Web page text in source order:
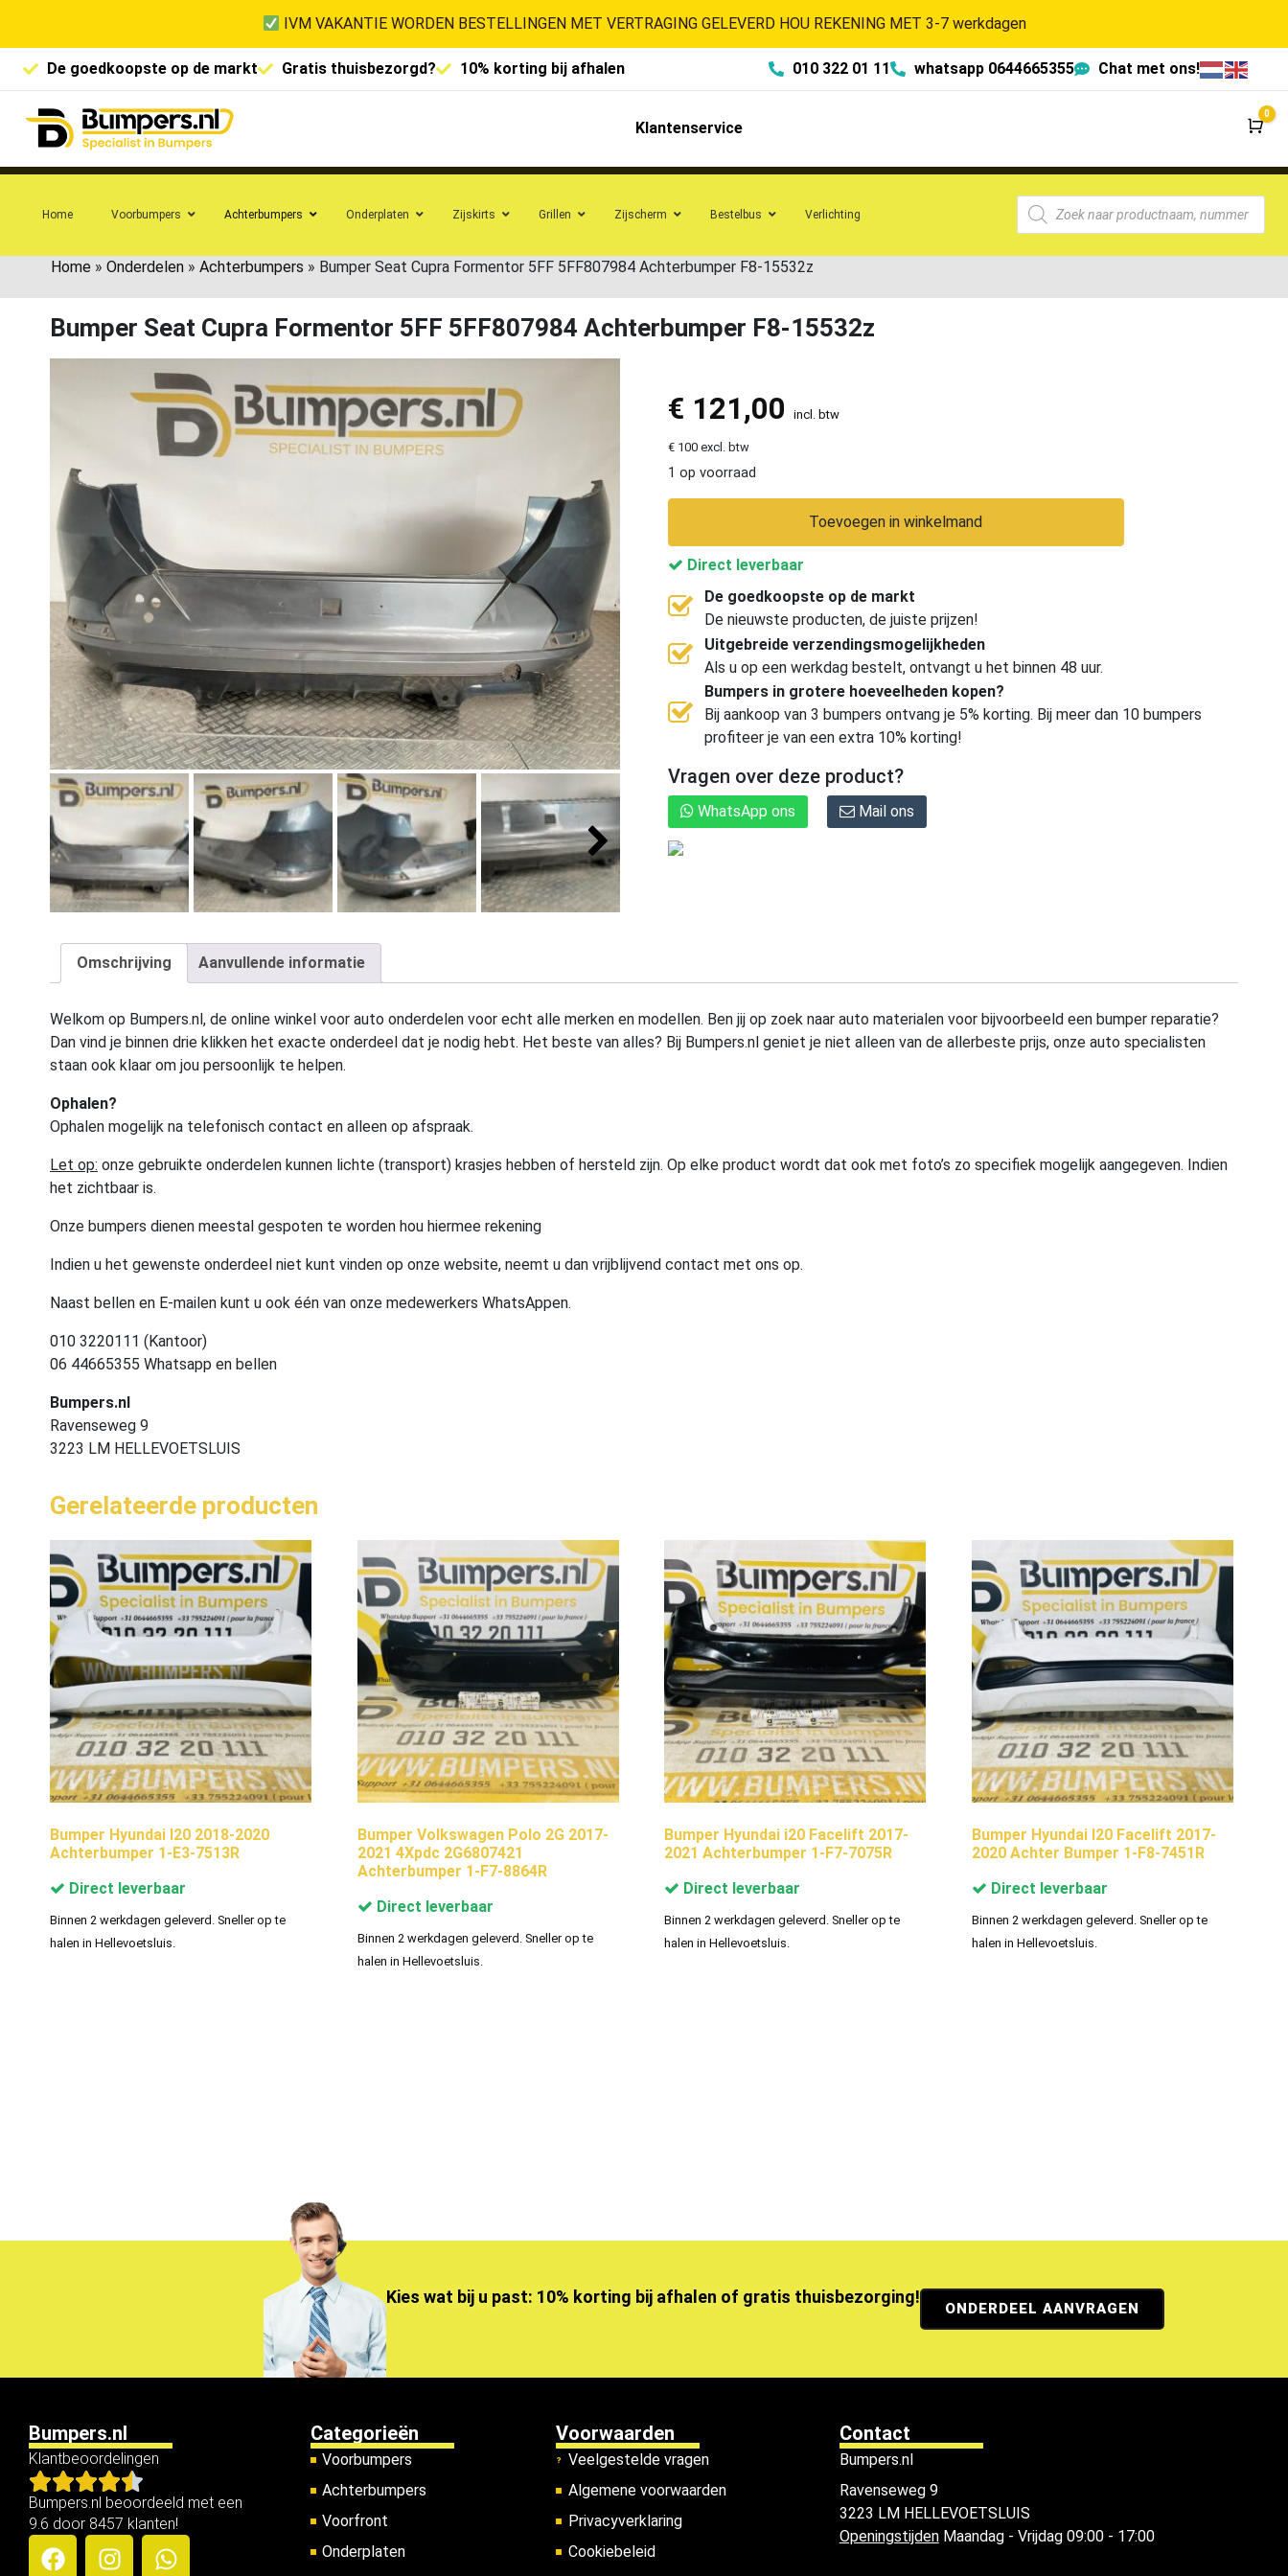
IVM VAKANTIE WORDEN BESTELLINGEN MET VERTRAGING GELEVERD HOU REKENING MET 3-7 werkdagen
De goedkoopste op de markt Gratis thuisbezorgd? 10% korting bij afhalen 010 322 01 11 whatsapp 0644665355 Chat met ons!
Klantenservice
0
Home Voorbumpers Achterbumpers Onderplaten Zijskirts Grillen Zijscherm Bestelbus Verlichting
Home » Onderdelen » Achterbumpers » Bumper Seat Cupra Formentor 5FF 5FF807984 Achterbumper F8-15532z
Bumper Seat Cupra Formentor 5FF 5FF807984 Achterbumper F8-15532z
€ 121,00 incl. btw
€ 100 excl. btw
1 op voorraad
Toevoegen in winkelmand
Direct leverbaar
De goedkoopste op de markt
De nieuwste producten, de juiste prijzen!
Uitgebreide verzendingsmogelijkheden
Als u op een werkdag bestelt, ontvangt u het binnen 48 uur.
Bumpers in grotere hoeveelheden kopen?
Bij aankoop van 3 bumpers ontvang je 5% korting. Bij meer dan 10 bumpers
profiteer je van een extra 10% korting!
Vragen over deze product?
WhatsApp ons Mail ons
Omschrijving Aanvullende informatie
Welkom op Bumpers.nl, de online winkel voor auto onderdelen voor echt alle merken en modellen. Ben jij op zoek naar auto materialen voor bijvoorbeeld een bumper reparatie?
Dan vind je binnen drie klikken het exacte onderdeel dat je nodig hebt. Het beste van alles? Bij Bumpers.nl geniet je niet alleen van de allerbeste prijs, onze auto specialisten
staan ook klaar om jou persoonlijk te helpen.
Ophalen?
Ophalen mogelijk na telefonisch contact en alleen op afspraak.
Let op: onze gebruikte onderdelen kunnen lichte (transport) krasjes hebben of hersteld zijn. Op elke product wordt dat ook met foto’s zo specifiek mogelijk aangegeven. Indien
het zichtbaar is.
Onze bumpers dienen meestal gespoten te worden hou hiermee rekening
Indien u het gewenste onderdeel niet kunt vinden op onze website, neemt u dan vrijblijvend contact met ons op.
Naast bellen en E-mailen kunt u ook één van onze medewerkers WhatsAppen.
010 3220111 (Kantoor)
06 44665355 Whatsapp en bellen
Bumpers.nl
Ravenseweg 9
3223 LM HELLEVOETSLUIS
Gerelateerde producten
Bumper Hyundai I20 2018-2020
Achterbumper 1-E3-7513R
Direct leverbaar
Binnen 2 werkdagen geleverd. Sneller op te
halen in Hellevoetsluis.
Bumper Volkswagen Polo 2G 2017-
2021 4Xpdc 2G6807421
Achterbumper 1-F7-8864R
Direct leverbaar
Binnen 2 werkdagen geleverd. Sneller op te
halen in Hellevoetsluis.
Bumper Hyundai i20 Facelift 2017-
2021 Achterbumper 1-F7-7075R
Direct leverbaar
Binnen 2 werkdagen geleverd. Sneller op te
halen in Hellevoetsluis.
Bumper Hyundai I20 Facelift 2017-
2020 Achter Bumper 1-F8-7451R
Direct leverbaar
Binnen 2 werkdagen geleverd. Sneller op te
halen in Hellevoetsluis.
Kies wat bij u past: 10% korting bij afhalen of gratis thuisbezorging!
ONDERDEEL AANVRAGEN
Bumpers.nl
Klantbeoordelingen
Bumpers.nl beoordeeld met een
9.6 door 8457 klanten!
Categorieën
Voorbumpers
Achterbumpers
Voorfront
Onderplaten
Voorwaarden
Veelgestelde vragen
Algemene voorwaarden
Privacyverklaring
Cookiebeleid
Contact
Bumpers.nl
Ravenseweg 9
3223 LM HELLEVOETSLUIS
OpeningstijdenMaandag - Vrijdag 09:00 - 17:00